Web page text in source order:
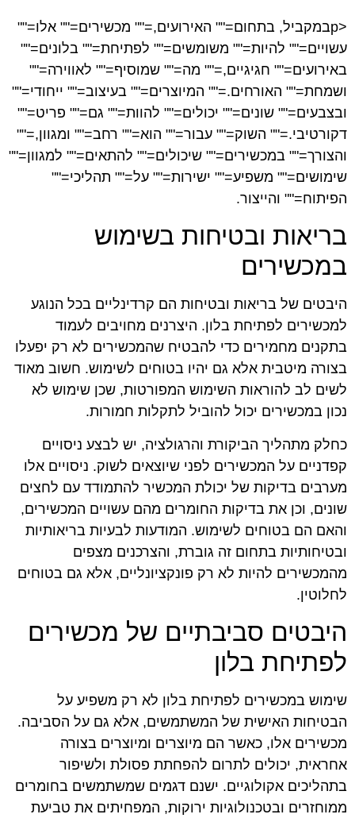
<pבמקביל, בתחום="" האירועים,="" מכשירים="" אלו=""
עשויים="" להיות="" משומשים="" לפתיחת="" בלונים=""
באירועים="" חגיגיים,="" מה="" שמוסיף="" לאווירה=""
ושמחת="" האורחים.="" המיוצרים="" בעיצוב="" ייחודי=""
ובצבעים="" שונים="" יכולים="" להוות="" גם="" פריט=""
דקורטיבי.="" השוק="" עבור="" הוא="" רחב="" ומגוון,=""
והצורך="" במכשירים="" שיכולים="" להתאים="" למגוון=""
שימושים="" משפיע="" ישירות="" על="" תהליכי=""
הפיתוח="" והייצור.
בריאות ובטיחות בשימוש
במכשירים
היבטים של בריאות ובטיחות הם קרדינליים בכל הנוגע
למכשירים לפתיחת בלון. היצרנים מחויבים לעמוד
בתקנים מחמירים כדי להבטיח שהמכשירים לא רק יפעלו
בצורה מיטבית אלא גם יהיו בטוחים לשימוש. חשוב מאוד
לשים לב להוראות השימוש המפורטות, שכן שימוש לא
נכון במכשירים יכול להוביל לתקלות חמורות.
כחלק מתהליך הביקורת והרגולציה, יש לבצע ניסויים
קפדניים על המכשירים לפני שיוצאים לשוק. ניסויים אלו
מערבים בדיקות של יכולת המכשיר להתמודד עם לחצים
שונים, וכן את בדיקות החומרים מהם עשויים המכשירים,
והאם הם בטוחים לשימוש. המודעות לבעיות בריאותיות
ובטיחותיות בתחום זה גוברת, והצרכנים מצפים
מהמכשירים להיות לא רק פונקציונליים, אלא גם בטוחים
לחלוטין.
היבטים סביבתיים של מכשירים
לפתיחת בלון
שימוש במכשירים לפתיחת בלון לא רק משפיע על
הבטיחות האישית של המשתמשים, אלא גם על הסביבה.
מכשירים אלו, כאשר הם מיוצרים ומיוצרים בצורה
אחראית, יכולים לתרום להפחתת פסולת ולשיפור
בתהליכים אקולוגיים. ישנם דגמים שמשתמשים בחומרים
ממוחזרים ובטכנולוגיות ירוקות, המפחיתים את טביעת